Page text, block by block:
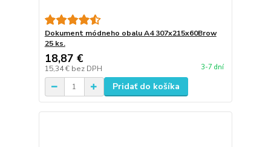
Dokument módneho obalu A4 307x215x60Brow
25 ks.
18,87 €
15,34 € bez DPH 3-7 dní
Pridať do košíka